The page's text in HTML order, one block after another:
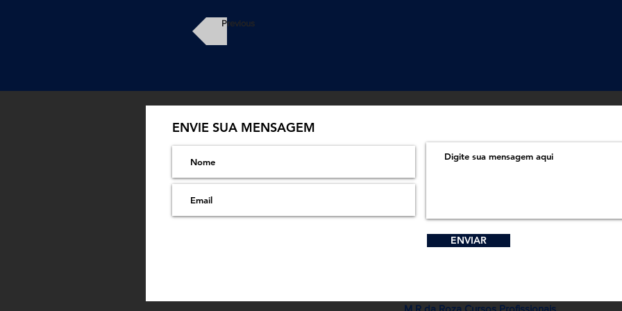
Previous
ENVIE SUA MENSAGEM
ENVIAR
M R da Roza Cursos Profissionais